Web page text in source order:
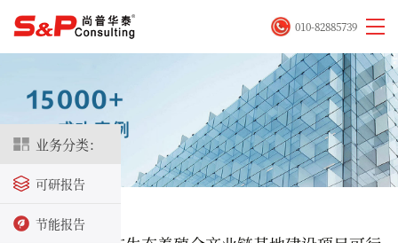
业务分类：
可研报告
节能报告
010-82885739